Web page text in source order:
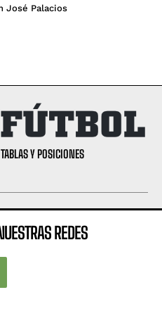
José Palacios
TABLAS Y POSICIONES
REDES